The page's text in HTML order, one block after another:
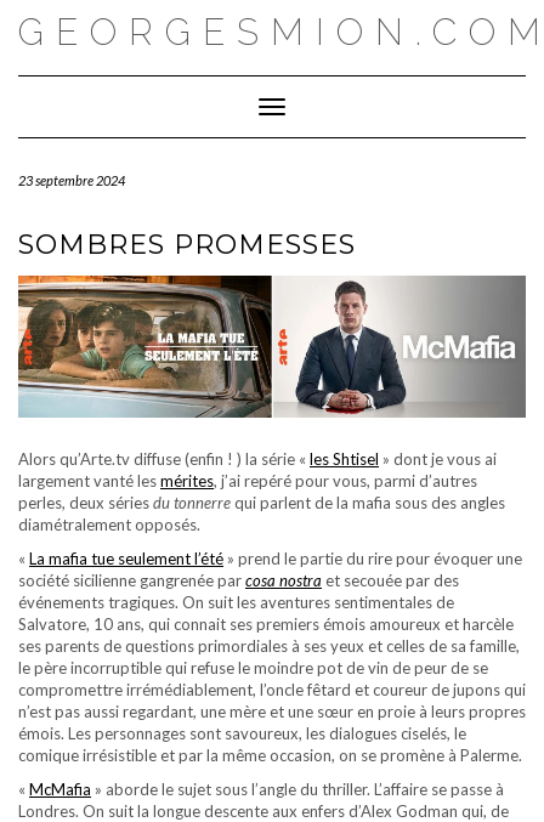
Toggle Navigation
23 septembre 2024
SOMBRES PROMESSES
Alors qu’Arte.tv diffuse (enfin ! ) la série « les Shtisel » dont je vous ai
largement vanté lesmérites, j’ai repéré pour vous, parmi d’autres
perles, deux sériesdu tonnerrequi parlent de la mafia sous des angles
diamétralement opposés.
« La mafia tue seulement l’été » prend le partie du rire pour évoquer une
société sicilienne gangrenée parcosa nostra et secouée par des
événements tragiques. On suit les aventures sentimentales de
Salvatore, 10 ans, qui connait ses premiers émois amoureux et harcèle
ses parents de questions primordiales à ses yeux et celles de sa famille,
le père incorruptible qui refuse le moindre pot de vin de peur de se
compromettre irrémédiablement, l’oncle fêtard et coureur de jupons qui
n’est pas aussi regardant, une mère et une sœur en proie à leurs propres
émois. Les personnages sont savoureux, les dialogues ciselés, le
comique irrésistible et par la même occasion, on se promène à Palerme.
« McMafia » aborde le sujet sous l’angle du thriller. L’affaire se passe à
Londres. On suit la longue descente aux enfers d’Alex Godman qui, de